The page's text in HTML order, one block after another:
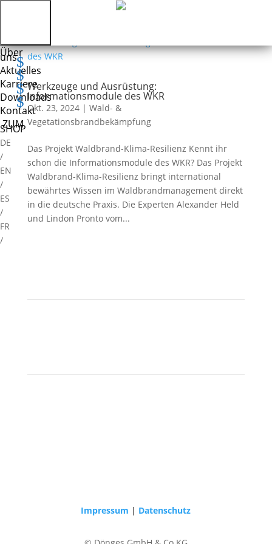
Über
uns
Aktuelles
Karriere
Downloads
Kontakt
ZUM
SHOP
DE
/
EN
/
ES
/
FR
/
Werkzeuge und Ausrüstung:
Informationsmodule des WKR
Okt. 23, 2024| Wald- &
Vegetationsbrandbekämpfung
Das Projekt Waldbrand-Klima-Resilienz Kennt ihr
schon die Informationsmodule des WKR? Das Projekt
Waldbrand-Klima-Resilienz bringt international
bewährtes Wissen im Waldbrandmanagement direkt
in die deutsche Praxis. Die Experten Alexander Held
und Lindon Pronto vom...
Impressum | Datenschutz